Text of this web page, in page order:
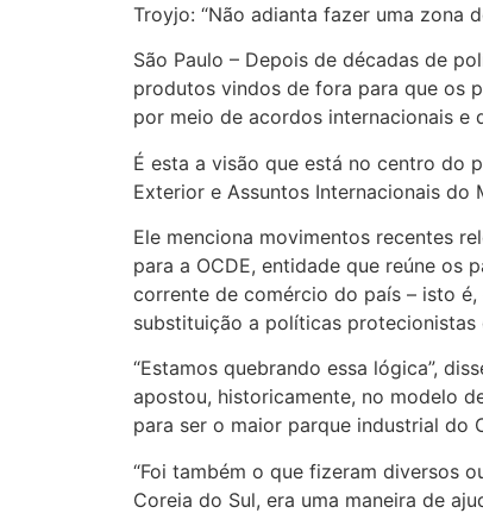
Troyjo: “Não adianta fazer uma zona
São Paulo – Depois de décadas de
produtos vindos de fora para que os
por meio de acordos internacionais e
É esta a visão que está no centro do
Exterior e Assuntos Internacionais do
Ele menciona movimentos recentes
para a OCDE, entidade que reúne os
corrente de comércio do país – isto
substituição a políticas protecionistas
“Estamos quebrando essa lógica”,
apostou, historicamente, no modelo
para ser o maior parque industrial do
“Foi também o que fizeram diversos
Coreia do Sul, era uma maneira de